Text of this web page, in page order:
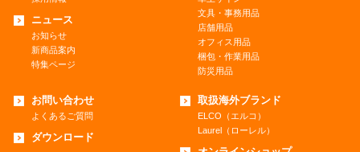
ニュース
お知らせ
新商品案内
特集ページ
文具・事務用品
店舗用品
オフィス用品
梱包・作業用品
防災用品
お問い合わせ
よくあるご質問
ダウンロード
取扱海外ブランド
ELCO（エルコ）
Laurel（ローレル）